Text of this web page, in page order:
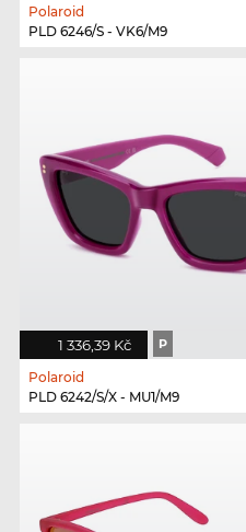
Polaroid
PLD 6246/S - VK6/M9
1 336,39 Kč P
Polaroid
PLD 6242/S/X - MU1/M9